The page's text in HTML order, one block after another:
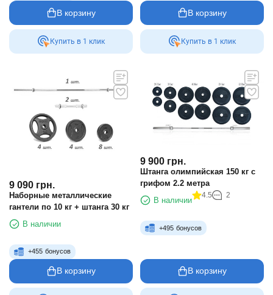
В корзину
Купить в 1 клик
В корзину
Купить в 1 клик
9 090 грн.
Наборные металлические
гантели по 10 кг + штанга 30 кг
В наличии
+455 бонусов
В корзину
9 900 грн.
Штанга олимпийская 150 кг с
грифом 2.2 метра
В наличии
4.5 2
+495 бонусов
В корзину